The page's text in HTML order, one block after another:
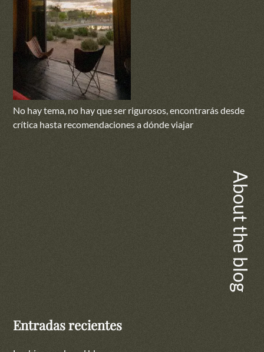
No hay tema, no hay que ser rigurosos, encontrarás desde
crítica hasta recomendaciones a dónde viajar
About the blog
Entradas recientes